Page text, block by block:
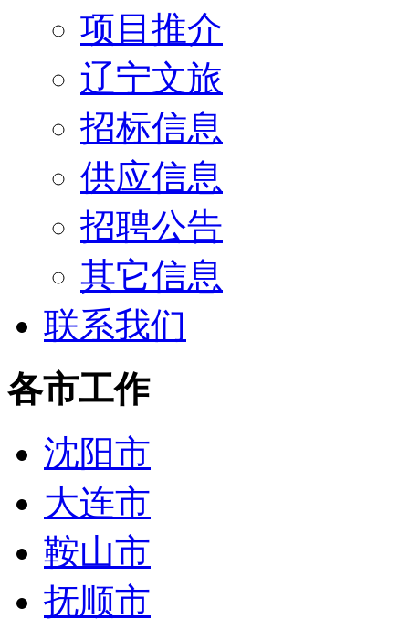
项目推介
辽宁文旅
招标信息
供应信息
招聘公告
其它信息
联系我们
各市工作
沈阳市
大连市
鞍山市
抚顺市